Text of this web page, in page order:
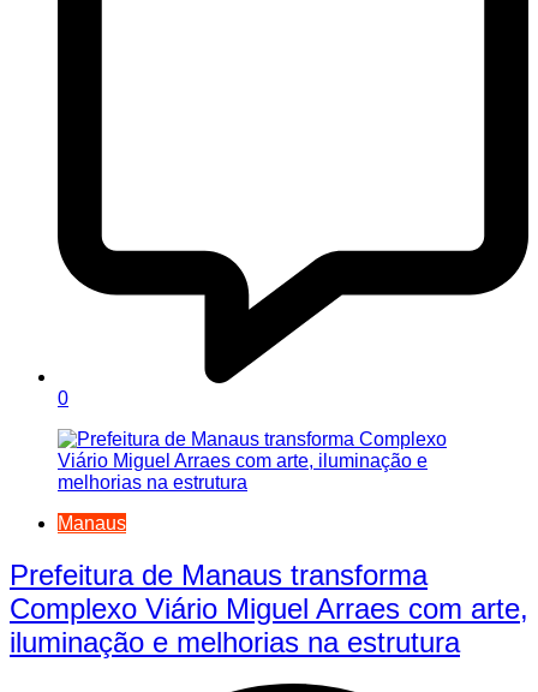
0
Manaus
Prefeitura de Manaus transforma
Complexo Viário Miguel Arraes com arte,
iluminação e melhorias na estrutura